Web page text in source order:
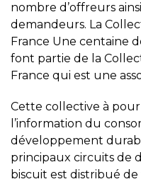
nombre d’offreurs
demandeurs. La
France Une centaine
font partie de la
France qui est une
Cette collective à
l’information du
développement
principaux circuits de
biscuit est distribué